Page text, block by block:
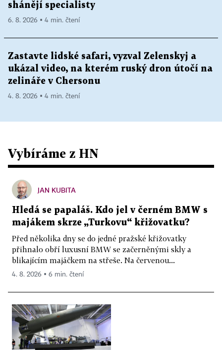
shánějí specialisty
6. 8. 2026 ▪ 4 min. čtení
Zastavte lidské safari, vyzval Zelenskyj a
ukázal video, na kterém ruský dron útočí na
zelináře v Chersonu
4. 8. 2026 ▪ 4 min. čtení
Vybíráme z HN
JAN KUBITA
Hledá se papaláš. Kdo jel v černém BMW s
majákem skrze „Turkovu“ křižovatku?
Před několika dny se do jedné pražské křižovatky
přihnalo obří luxusní BMW se začerněnými skly a
blikajícím majáčkem na střeše. Na červenou...
4. 8. 2026 ▪ 6 min. čtení